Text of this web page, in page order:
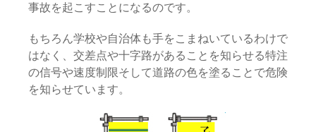
事故を起こすことになるのです。
もちろん学校や自治体も手をこまねいているわけで
はなく、交差点や十字路があることを知らせる特注
の信号や速度制限そして道路の色を塗ることで危険
を知らせています。